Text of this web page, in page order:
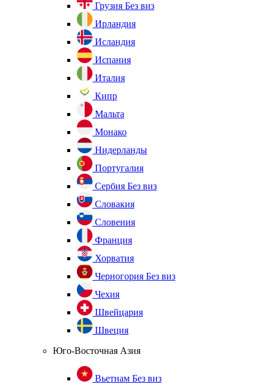
Грузия Без виз
Ирландия
Исландия
Испания
Италия
Кипр
Мальта
Монако
Нидерланды
Португалия
Сербия Без виз
Словакия
Словения
Франция
Хорватия
Черногория Без виз
Чехия
Швейцария
Швеция
Юго-Восточная Азия
Вьетнам Без виз